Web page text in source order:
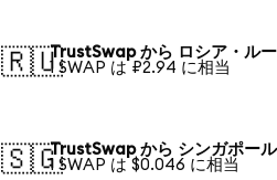
🇷🇺TrustSwap から ロシア・ル
1 SWAP は ₽2.94 に相当
🇸🇬TrustSwap から シンガポー
1 SWAP は $0.046 に相当